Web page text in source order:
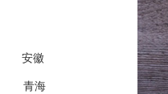
安徽
青海